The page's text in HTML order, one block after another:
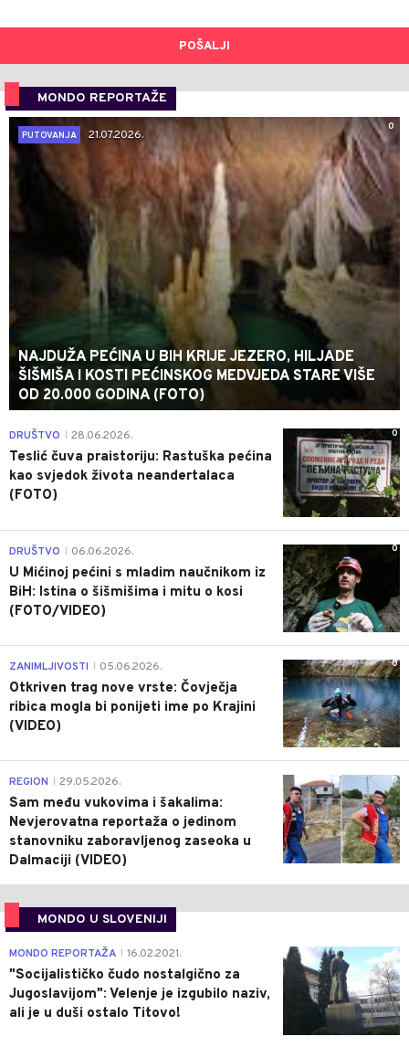
POŠALJI
MONDO REPORTAŽE
0
PUTOVANJA
21.07.2026.
NAJDUŽA PEĆINA U BIH KRIJE JEZERO, HILJADE
ŠIŠMIŠA I KOSTI PEĆINSKOG MEDVJEDA STARE VIŠE
OD 20.000 GODINA (FOTO)
0
DRUŠTVO 28.06.2026.
Teslić čuva praistoriju: Rastuška pećina
kao svjedok života neandertalaca
(FOTO)
0
DRUŠTVO 06.06.2026.
U Mićinoj pećini s mladim naučnikom iz
BiH: Istina o šišmišima i mitu o kosi
(FOTO/VIDEO)
0
ZANIMLJIVOSTI 05.06.2026.
Otkriven trag nove vrste: Čovječja
ribica mogla bi ponijeti ime po Krajini
(VIDEO)
0
REGION 29.05.2026.
Sam među vukovima i šakalima:
Nevjerovatna reportaža o jedinom
stanovniku zaboravljenog zaseoka u
Dalmaciji (VIDEO)
MONDO U SLOVENIJI
4
MONDO REPORTAŽA 16.02.2021.
"Socijalističko čudo nostalgično za
Jugoslavijom": Velenje je izgubilo naziv,
ali je u duši ostalo Titovo!